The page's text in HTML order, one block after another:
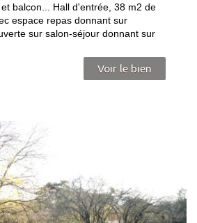
balcon... Hall d'entrée, 38 m2 de
espace repas donnant sur
sur salon-séjour donnant sur
Voir le bien